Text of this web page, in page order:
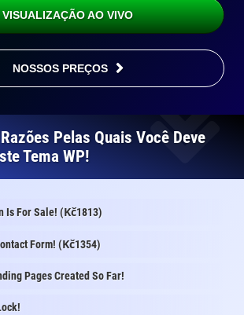
VISUALIZAÇÃO AO VIVO
NOSSOS PREÇOS
Pelas Quais Você Deve
Tema WP!
Is For Sale! (Kč1813)
Form! (Kč1354)
Pages Created So Far!